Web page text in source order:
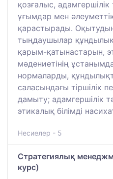
қозғалыс,
ұғымдар мен
қарастырады.
тыңдаушылар
қарым-қатынастарын,
мәдениетінің
нормаларды,
саласындағы тіршілік
дамыту; адамгершілік
этикалық білімді
Несиелер - 5
Стратегиялық
курс)